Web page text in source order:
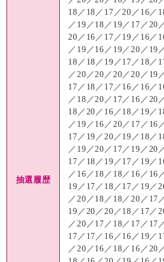
抽選履歴
18／18／17／20／16／
／19／18／19／17／20
20／16／17／19／16／
／19／16／19／20／19
18／18／19／17／18／
／20／20／20／20／19
17／18／17／16／16／
／18／20／17／16／20
18／20／16／18／19／
／19／16／20／17／16
17／19／20／19／18／
／19／20／17／19／20
17／18／19／17／19／
／16／18／18／16／16
19／17／18／17／19／
／20／18／18／20／17
19／20／20／18／17／
／20／17／18／17／17
17／17／16／16／19／
／20／16／18／16／20